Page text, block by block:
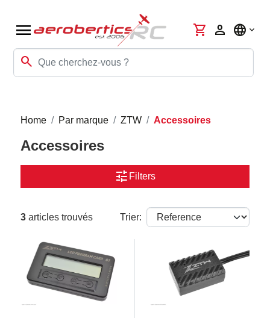
menu
search
shopping_cart person language
Home Par marque ZTW Accessoires
Accessoires
tune Filters
3 articles trouvés Trier: